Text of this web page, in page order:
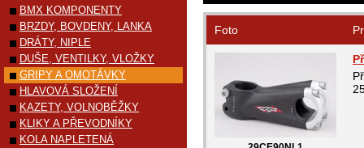
Foto
BMX KOMPONENTY
BRZDY, BOVDENY, LANKA
DRÁTY, NIPLE
DUŠE, VENTILKY, VLOŽKY
GRIPY A OMOTÁVKY
HLAVOVÁ SLOŽENÍ
KAZETY, VOLNOBĚŽKY
KLIKY A PŘEVODNÍKY
KOLA NAPLETENÁ